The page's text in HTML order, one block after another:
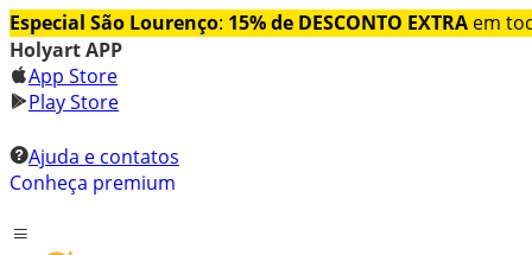
Especial São Lourenço: 15% de DESCONTO EXTRA em
Holyart APP
App Store
Play Store
Ajuda e contatos
Conheça premium